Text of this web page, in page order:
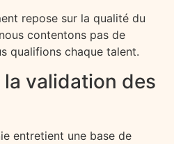
repose sur la qualité du
contentons pas de
qualifions chaque talent.
validation des
entretient une base de